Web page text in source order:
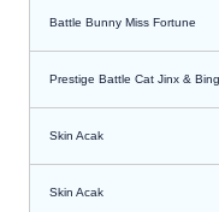
Battle Bunny Miss Fortune
Prestige Battle Cat Jinx &
Skin Acak
Skin Acak